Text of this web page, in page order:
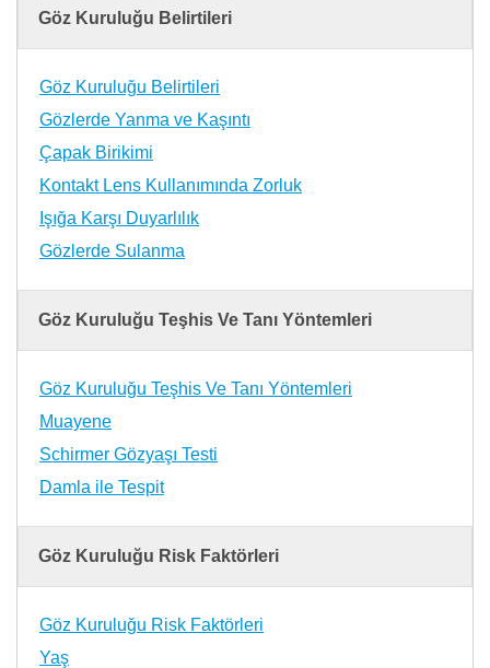
Göz Kuruluğu Belirtileri
Göz Kuruluğu Belirtileri
Gözlerde Yanma ve Kaşıntı
Çapak Birikimi
Kontakt Lens Kullanımında Zorluk
Işığa Karşı Duyarlılık
Gözlerde Sulanma
Göz Kuruluğu Teşhis Ve Tanı Yöntemleri
Göz Kuruluğu Teşhis Ve Tanı Yöntemleri
Muayene
Schirmer Gözyaşı Testi
Damla ile Tespit
Göz Kuruluğu Risk Faktörleri
Göz Kuruluğu Risk Faktörleri
Yaş